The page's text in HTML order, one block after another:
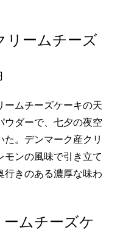
ームチーズ
ームチーズケーキの天
ダーで、七夕の夜空
。デンマーク産クリ
ンの風味で引き立て
行きのある濃厚な味わ
ームチーズケ